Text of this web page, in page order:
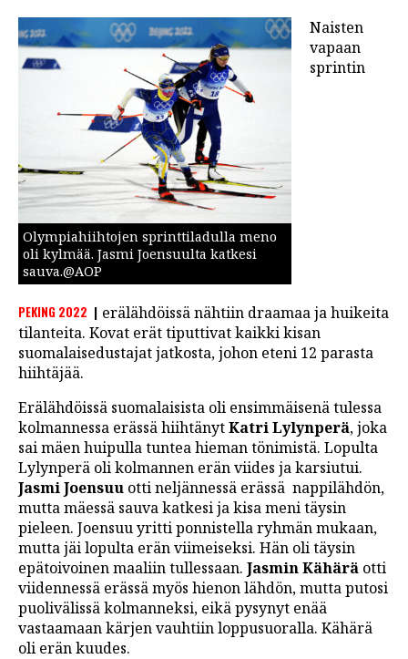
Olympiahiihtojen sprinttiladulla meno
oli kylmää. Jasmi Joensuulta katkesi
sauva.@AOP
PEKING 2022
Naisten
vapaan
sprintin
erälähdöissä nähtiin draamaa ja huikeita
tilanteita. Kovat erät tiputtivat kaikki kisan
suomalaisedustajat jatkosta, johon eteni 12 parasta
hiihtäjää.
Erälähdöissä suomalaisista oli ensimmäisenä tulessa
kolmannessa erässä hiihtänytKatri Lylynperä, joka
sai mäen huipulla tuntea hieman tönimistä. Lopulta
Lylynperä oli kolmannen erän viides ja karsiutui.
Jasmi Joensuu otti neljännessä erässä nappilähdön,
mutta mäessä sauva katkesi ja kisa meni täysin
pieleen. Joensuu yritti ponnistella ryhmän mukaan,
mutta jäi lopulta erän viimeiseksi. Hän oli täysin
epätoivoinen maaliin tullessaan. Jasmin Kähärä otti
viidennessä erässä myös hienon lähdön, mutta putosi
puolivälissä kolmanneksi, eikä pysynyt enää
vastaamaan kärjen vauhtiin loppusuoralla. Kähärä
oli erän kuudes.